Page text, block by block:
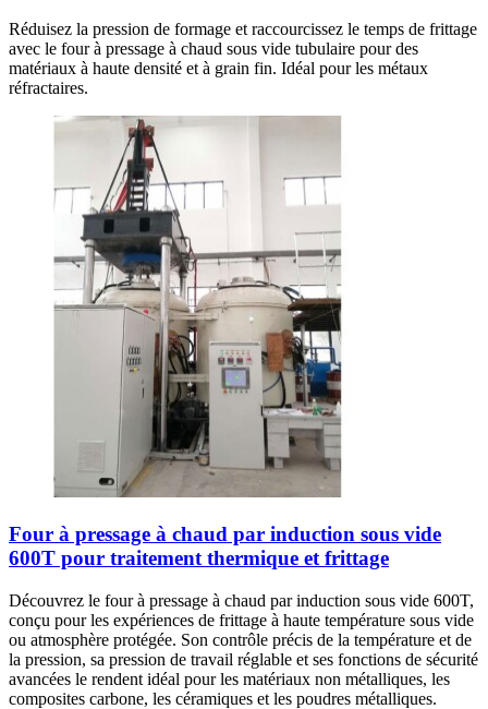
Réduisez la pression de formage et raccourcissez le temps de frittage
avec le four à pressage à chaud sous vide tubulaire pour des
matériaux à haute densité et à grain fin. Idéal pour les métaux
réfractaires.
Four à pressage à chaud par induction sous vide
600T pour traitement thermique et frittage
Découvrez le four à pressage à chaud par induction sous vide 600T,
conçu pour les expériences de frittage à haute température sous vide
ou atmosphère protégée. Son contrôle précis de la température et de
la pression, sa pression de travail réglable et ses fonctions de sécurité
avancées le rendent idéal pour les matériaux non métalliques, les
composites carbone, les céramiques et les poudres métalliques.